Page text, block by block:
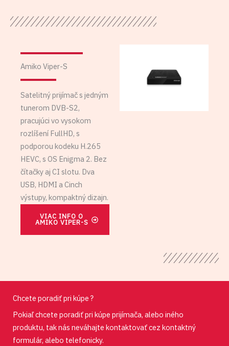
Amiko Viper-S
Satelitný prijímač s jedným
tunerom DVB-S2,
pracujúci vo vysokom
rozlíšení FullHD, s
podporou kodeku H.265
HEVC, s OS Enigma 2. Bez
čítačky aj CI slotu. Dva
USB, HDMI a Cinch
výstupy, kompaktný dizajn.
VIAC INFO O
AMIKO VIPER-S
Chcete poradiť pri kúpe ?
Pokiaľ chcete poradiť pri kúpe prijímača, alebo iného
produktu, tak nás neváhajte kontaktovať cez kontaktný
formulár, alebo telefonicky.